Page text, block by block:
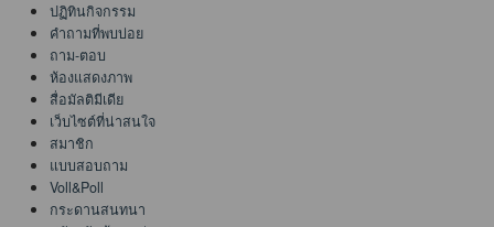
ปฏิทินกิจกรรม
คำถามที่พบบ่อย
ถาม-ตอบ
ห้องแสดงภาพ
สื่อมัลติมีเดีย
เว็บไซต์ที่น่าสนใจ
สมาชิก
แบบสอบถาม
Voll&Poll
กระดานสนทนา